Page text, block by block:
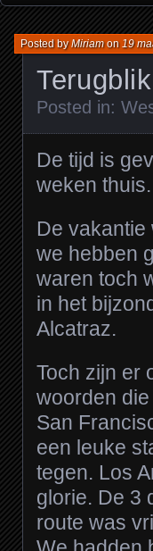
Terugblik
Posted byMiriamon19
Posted in:
De tijd is
weken thuis.
De
we hebben
waren toch
in het
Alcatraz.
Toch zijn er
woorden
San
een leuke
tegen. Los
glorie. De 3
route was